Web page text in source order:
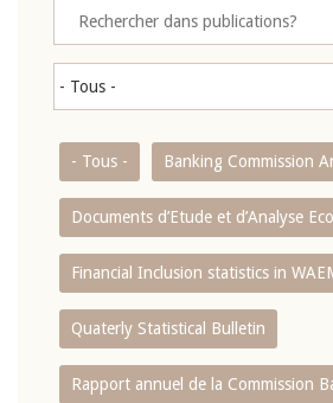
- Tous - Banking Commission
Documents d’Etude et d’Analyse
Financial Inclusion statistics in
Quaterly Statistical Bulletin
Rapport annuel de la Commission